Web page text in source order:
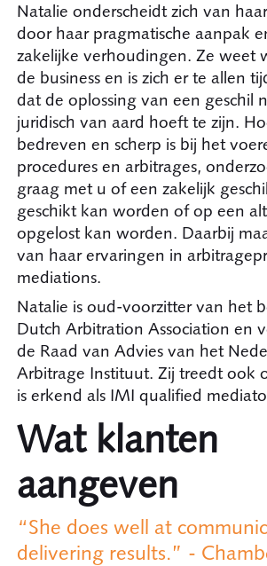
Natalie onderscheidt zich van
door haar pragmatische aanpak
zakelijke verhoudingen. Ze weet
de business en is zich er te allen
dat de oplossing van een geschil
juridisch van aard hoeft te zijn.
bedreven en scherp is bij het
procedures en arbitrages,
graag met u of een zakelijk
geschikt kan worden of op een
opgelost kan worden. Daarbij
van haar ervaringen in
mediations.
Natalie is oud-voorzitter van het
Dutch Arbitration Association en
de Raad van Advies van het
Arbitrage Instituut. Zij treedt ook
is erkend als IMI qualified
Wat klanten
aangeven
“She does well at
delivering results.” -